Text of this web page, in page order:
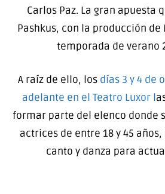
Carlos Paz. La gran apuesta
Pashkus, con la producción de
temporada de verano
A raíz de ello, los días 3 y 4 de
adelante en el Teatro Luxor l
formar parte del elenco donde
actrices de entre 18 y 45
canto y danza para